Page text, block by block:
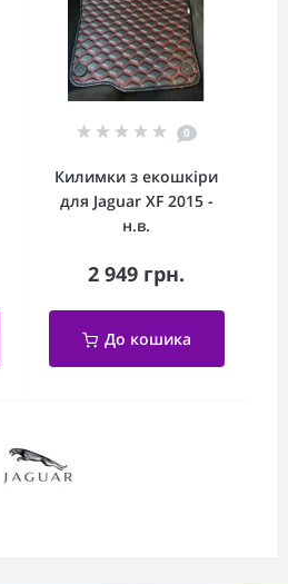
0
Килимки з екошкіри
для Jaguar XF 2015 -
н.в.
2 949 грн.
До кошика